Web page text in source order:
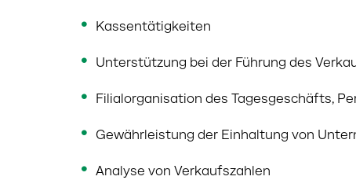
Kassentätigkeiten
Unterstützung bei der Führung des
Filialorganisation des Tagesgeschäfts,
Gewährleistung der Einhaltung von
Analyse von Verkaufszahlen